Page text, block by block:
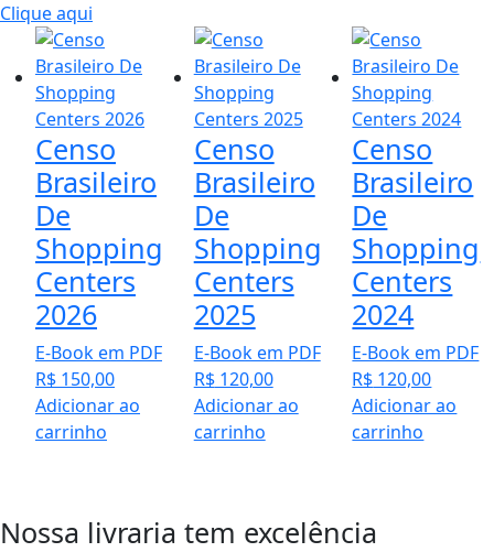
Clique aqui
Censo
Brasileiro
De
Shopping
Centers
2026
E-Book em PDF
R$ 150,00
Adicionar ao
carrinho
Censo
Brasileiro
De
Shopping
Centers
2025
E-Book em PDF
R$120,00
Adicionar ao
carrinho
Censo
Brasileiro
De
Shopping
Centers
2024
E-Book em PDF
R$ 120,00
Adicionar ao
carrinho
Nossa livraria tem excelência